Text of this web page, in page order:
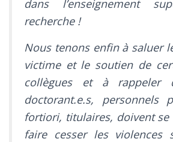
dans l’enseignement
recherche !
Nous tenons enfin à saluer
victime et le soutien de
collègues et à rappeler
doctorant.e.s, personnels
fortiori, titulaires, doivent
faire cesser les violences